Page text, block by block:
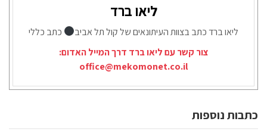
ליאו ברד
ליאו ברד כתב בצוות העיתונאים של קול תל אביב
כתב כללי
צור קשר עם ליאו ברד דרך המייל האדום:
office@mekomonet.co.il
כתבות נוספות